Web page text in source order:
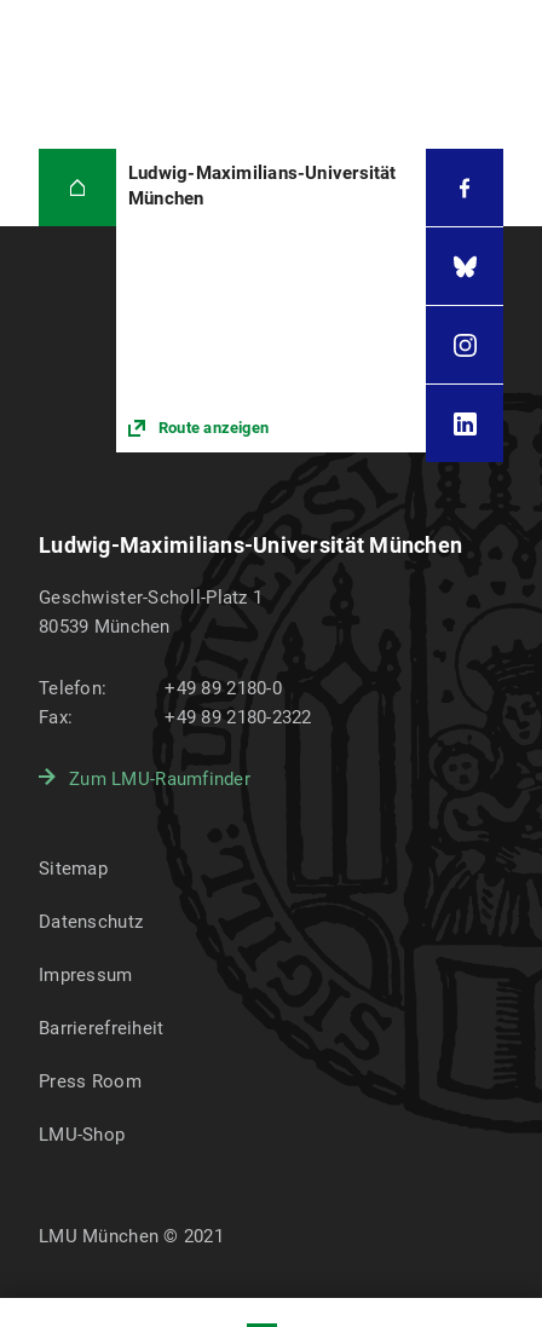
Ludwig-Maximilians-Universität
München
Route anzeigen
Ludwig-Maximilians-Universität München
Geschwister-Scholl-Platz 1
80539 München
Telefon:
+49 89 2180-0
Fax:
+49 89 2180-2322
Zum LMU-Raumfinder
Sitemap
Datenschutz
Impressum
Barrierefreiheit
Press Room
LMU-Shop
LMU München © 2021